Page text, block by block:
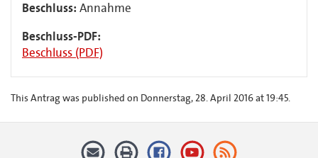
Beschluss: Annahme
Beschluss-PDF:
Beschluss (PDF)
This Antrag was published on Donnerstag, 28. April 2016 at 19:45.